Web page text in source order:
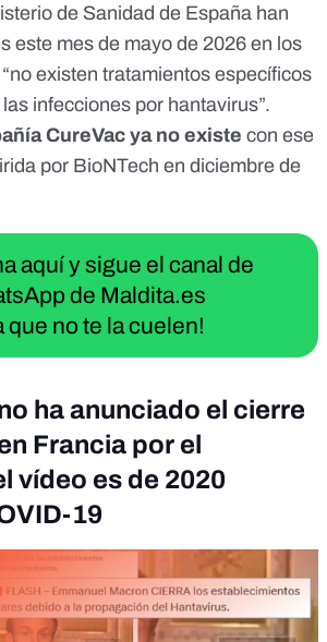
de Sanidad de España han
este mes de mayo de 2026 en los
existen tratamientos específicos
infecciones por hantavirus”.
CureVac ya no existe con ese
por BioNTech en diciembre de
aquí y sigue el canal de
de Maldita.es
que no te la cuelen!
ha anunciado el cierre
Francia por el
vídeo es de 2020
19